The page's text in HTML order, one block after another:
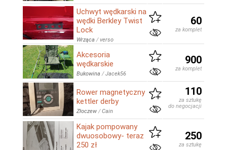
Uchwyt wędkarski na
wędki Berkley Twist
Lock
Wrząca /verso
60
za komplet
Akcesoria
wędkarskie
Bukowina /Jacek56
900
za komplet
Rower magnetyczny
kettler derby
Złoczew /Cain
110
za sztukę
do negocjacji
Kajak pompowany
dwuosobowy- teraz
250 zł
250
za sztukę